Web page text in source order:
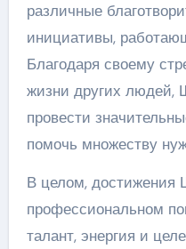
различные
инициативы,
Благодаря своему
жизни других
провести
помочь множеству
В целом,
профессиональном
талант, энергия и